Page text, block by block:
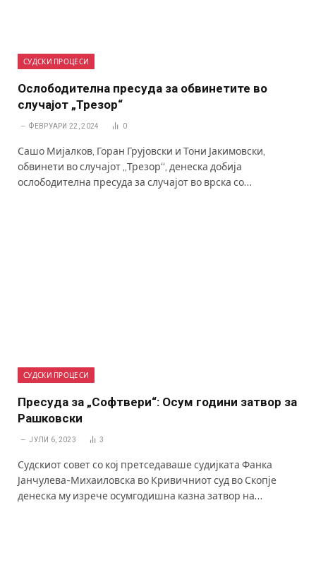
СУДСКИ ПРОЦЕСИ
Ослободителна пресуда за обвинетите во
случајот „Трезор“
ФЕВРУАРИ 22, 2024 0
Сашо Мијалков, Горан Грујовски и Тони Јакимовски,
обвинети во случајот „Трезор“, денеска добија
ослободителна пресуда за случајот во врска со…
СУДСКИ ПРОЦЕСИ
Пресуда за „Софтвери“: Осум години затвор за
Рашковски
ЈУЛИ 6, 2023 3
Судскиот совет со кој претседаваше судијката Фанка
Јанчулева-Михаиловска во Кривичниот суд во Скопје
денеска му изрече осумгодишна казна затвор на…